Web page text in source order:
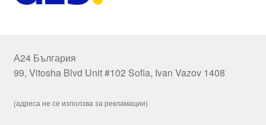
А24 България
99, Vitosha Blvd Unit #102 Sofia, Ivan Vazov 1408
(адреса не се използва за рекламации)